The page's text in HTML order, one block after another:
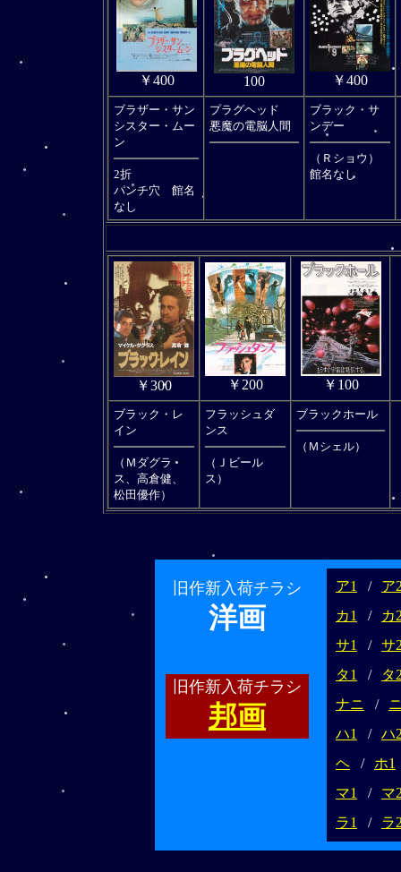
￥400 100 ￥400
ブラザー・サン
シスター・ムー
ン
2折
パンチ穴 館名
なし
プラグヘッド
悪魔の電脳人間
ブラック・サ
ンデー
（Ｒショウ）
館名なし
￥300 ￥200 ￥100
ブラック・レ
イン
（Ｍダグラ
ス、高倉健、
松田優作）
フラッシュダ
ンス
（Ｊビール
ス）
ブラックホール
（Ｍシェル）
旧作新入荷チラシ
洋画
旧作新入荷チラシ
邦画
ア1 /
ア
カ1
/
カ
サ1
/
サ
タ1
/
タ
ナニ
/
ハ1
/
ハ
ヘ
/
ホ1
マ1
/
マ
ラ1
/ ラ